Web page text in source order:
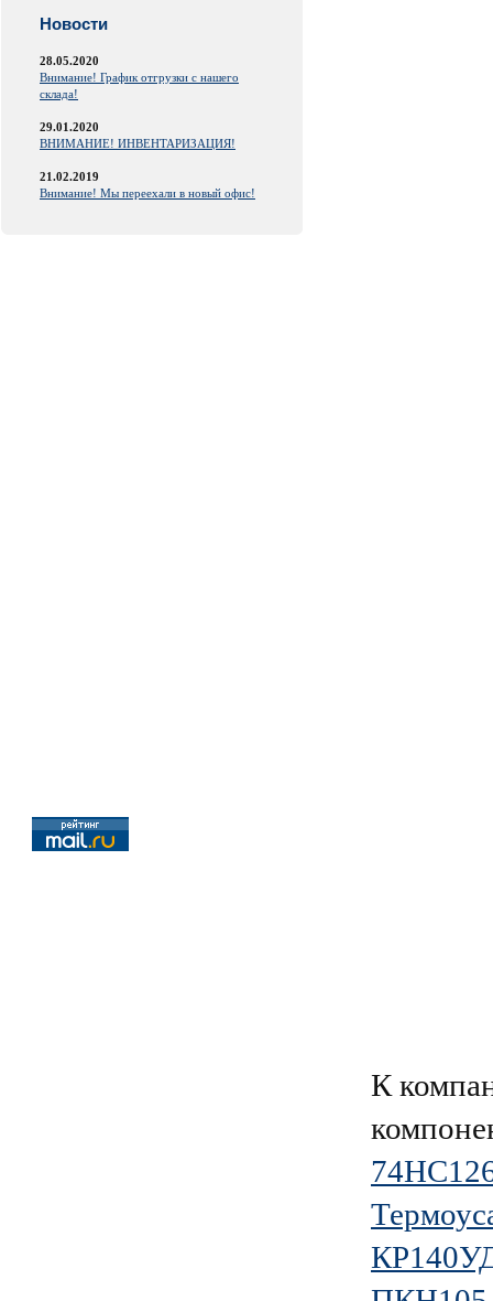
Новости
28.05.2020
Внимание! График отгрузки с нашего
склада!
29.01.2020
ВНИМАНИЕ! ИНВЕНТАРИЗАЦИЯ!
21.02.2019
Внимание! Мы переехали в новый офис!
К